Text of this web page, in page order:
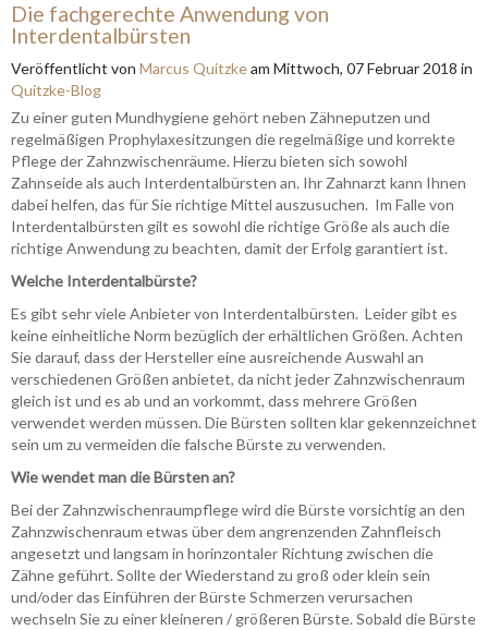
Die fachgerechte Anwendung von
Interdentalbürsten
Veröffentlicht von Marcus Quitzkeam Mittwoch, 07 Februar 2018 in
Quitzke-Blog
Zu einer guten Mundhygiene gehört neben Zähneputzen und
regelmäßigen Prophylaxesitzungen die regelmäßige und korrekte
Pflege der Zahnzwischenräume. Hierzu bieten sich sowohl
Zahnseide als auch Interdentalbürsten an. Ihr Zahnarzt kann Ihnen
dabei helfen, das für Sie richtige Mittel auszusuchen. Im Falle von
Interdentalbürsten gilt es sowohl die richtige Größe als auch die
richtige Anwendung zu beachten, damit der Erfolg garantiert ist.
Welche Interdentalbürste?
Es gibt sehr viele Anbieter von Interdentalbürsten. Leider gibt es
keine einheitliche Norm bezüglich der erhältlichen Größen. Achten
Sie darauf, dass der Hersteller eine ausreichende Auswahl an
verschiedenen Größen anbietet, da nicht jeder Zahnzwischenraum
gleich ist und es ab und an vorkommt, dass mehrere Größen
verwendet werden müssen. Die Bürsten sollten klar gekennzeichnet
sein um zu vermeiden die falsche Bürste zu verwenden.
Wie wendet man die Bürsten an?
Bei der Zahnzwischenraumpflege wird die Bürste vorsichtig an den
Zahnzwischenraum etwas über dem angrenzenden Zahnfleisch
angesetzt und langsam in horinzontaler Richtung zwischen die
Zähne geführt. Sollte der Wiederstand zu groß oder klein sein
und/oder das Einführen der Bürste Schmerzen verursachen
wechseln Sie zu einer kleineren / größeren Bürste. Sobald die Bürste